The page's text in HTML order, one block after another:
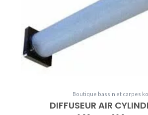
Boutique bassin et carpes
DIFFUSEUR AIR